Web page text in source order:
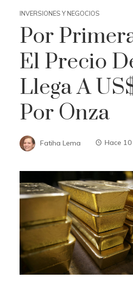
INVERSIONES Y NEGOCIOS
Por
El Precio
Llega A
Por Onza
Fatiha Lema Hace